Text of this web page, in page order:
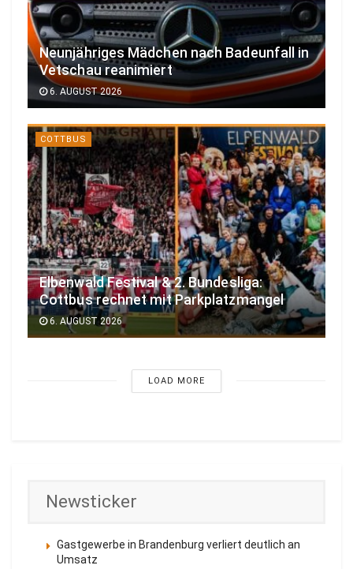
Neunjähriges Mädchen nach Badeunfall in
Vetschau reanimiert
6. AUGUST 2026
COTTBUS
Elbenwald Festival & 2. Bundesliga:
Cottbus rechnet mit Parkplatzmangel
6. AUGUST 2026
LOAD MORE
Newsticker
Gastgewerbe in Brandenburg verliert deutlich an
Umsatz